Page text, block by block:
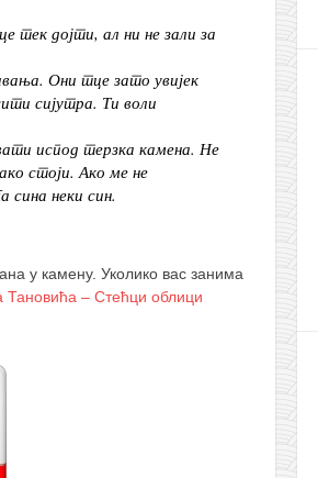
тек дојти, ал ни не зали за
Они тце зато увијек
сијутра. Ти воли
испод терзка камена. Не
стоји. Ако ме не
сина неки син.
у камену. Уколико вас занима
Тановића – Стећци облици